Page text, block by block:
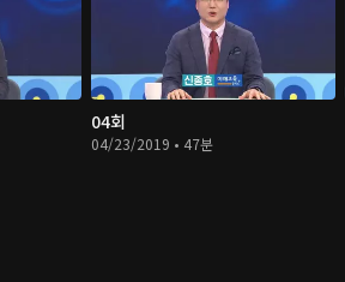
04회
04/23/2019 • 47분